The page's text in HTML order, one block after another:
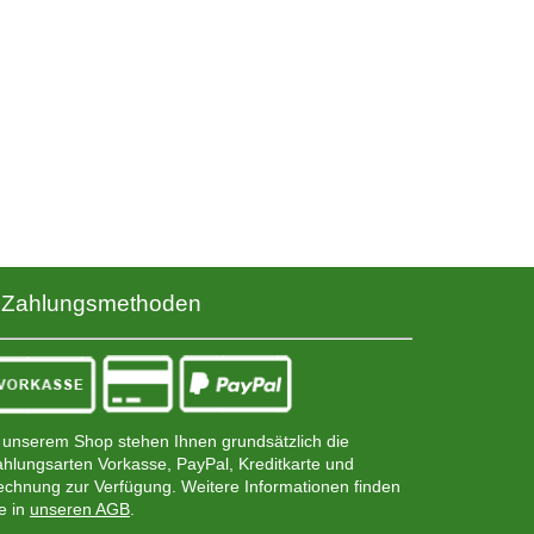
Zahlungsmethoden
unserem Shop stehen Ihnen grundsätzlich die
Vorkasse, PayPal, Kreditkarte und
zur Verfügung. Weitere Informationen finden
in unseren AGB